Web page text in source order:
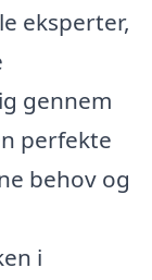
eksperter,
gennem
perfekte
behov og
i